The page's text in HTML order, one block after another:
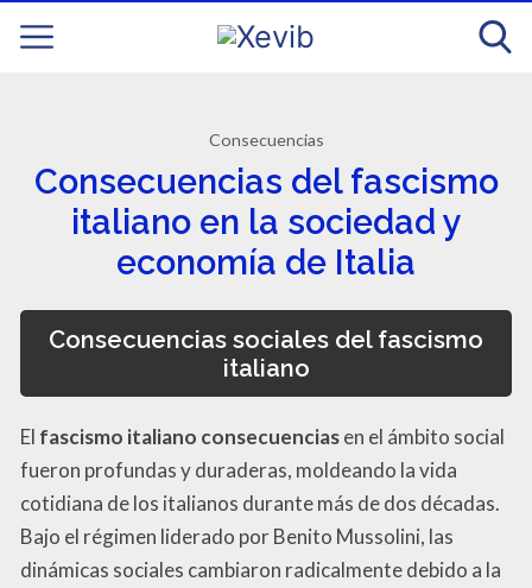
Consecuencias
Consecuencias del fascismo
italiano en la sociedad y
economía de Italia
Consecuencias sociales del fascismo
italiano
El fascismo italiano consecuenciasen el ámbito social
fueron profundas y duraderas, moldeando la vida
cotidiana de los italianos durante más de dos décadas.
Bajo el régimen liderado por Benito Mussolini, las
dinámicas sociales cambiaron radicalmente debido a la